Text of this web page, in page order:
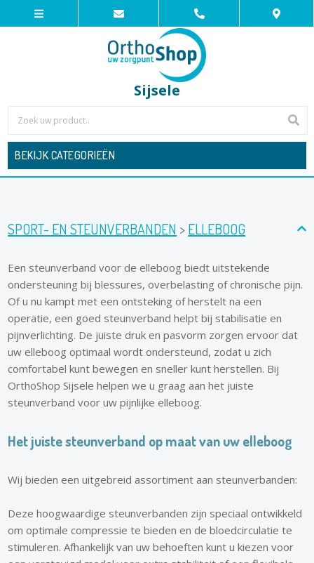
Sijsele
BEKIJK CATEGORIEËN
SPORT- EN STEUNVERBANDEN >ELLEBOOG
Een steunverband voor de elleboog biedt uitstekende
ondersteuning bij blessures, overbelasting of chronische pijn.
Of u nu kampt met een ontsteking of herstelt na een
operatie, een goed steunverband helpt bij stabilisatie en
pijnverlichting. De juiste druk en pasvorm zorgen ervoor dat
uw elleboog optimaal wordt ondersteund, zodat u zich
comfortabel kunt bewegen en sneller kunt herstellen. Bij
OrthoShop Sijsele helpen we u graag aan het juiste
steunverband voor uw pijnlijke elleboog.
Het juiste steunverband op maat van uw elleboog
Wij bieden een uitgebreid assortiment aan steunverbanden:
Deze hoogwaardige steunverbanden zijn speciaal ontwikkeld
om optimale compressie te bieden en de bloedcirculatie te
stimuleren. Afhankelijk van uw behoeften kunt u kiezen voor